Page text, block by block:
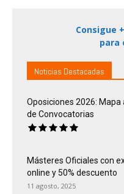
Consigue
para
Noticias Destacadas
Oposiciones 2026:
de Convocatorias
Másteres Oficiales con
online y 50% descuento
11 agosto, 2025